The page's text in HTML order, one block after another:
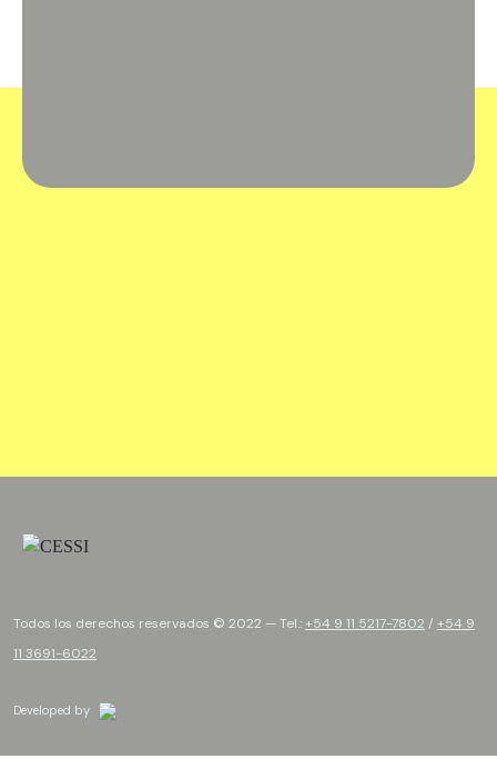
Todos los derechos reservados © 2022 — Tel.:+54 9 11 5217-7802 / +54 9
11 3691-6022
Developed by